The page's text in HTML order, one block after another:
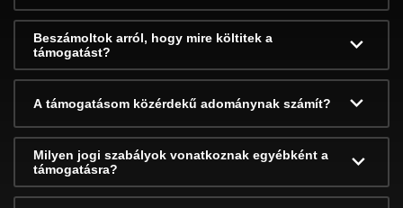
Beszámoltok arról, hogy mire költitek a
támogatást?
A támogatásom közérdekű adománynak számít?
Milyen jogi szabályok vonatkoznak egyébként a
támogatásra?